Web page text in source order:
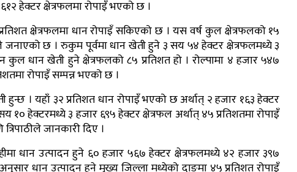
हेक्टर क्षेत्रफलमा रोपाइँ भएको छ ।
क्षेत्रफलमा धान रोपाइँ सकिएको छ । यस वर्ष कुल क्षेत्रफलको १५
जनाएको छ । रुकुम पूर्वमा धान खेती हुने ३ सय ५४ हेक्टर क्षेत्रफलमध्ये ३
धान खेती हुने क्षेत्रफलको ८५ प्रतिशत हो । रोल्पामा ४ हजार ५४७
रोपाइँ सम्पन्न भएको छ ।
हुन्छ । यहाँ ३२ प्रतिशत धान रोपाइँ भएको छ अर्थात् २ हजार १६३ हेक्टर
१० हेक्टरमध्ये ३ हजार ६९५ हेक्टर क्षेत्रफल अर्थात् ४५ प्रतिशतमा रोपाइँ
जानकारी दिए ।
धान उत्पादन हुने ६० हजार ५६७ हेक्टर क्षेत्रफलमध्ये ४२ हजार ३९७